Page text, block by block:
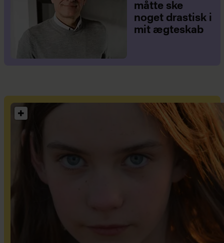
måtte ske
noget drastisk i
mit ægteskab